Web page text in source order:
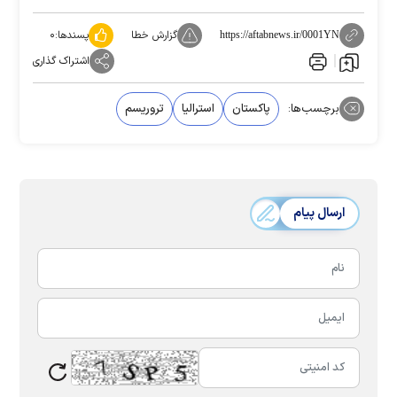
https://aftabnews.ir/0001YN گزارش خطا پسندها:۰
اشتراک گذاری
برچسب‌ها: پاکستان استرالیا تروریسم
ارسال پیام